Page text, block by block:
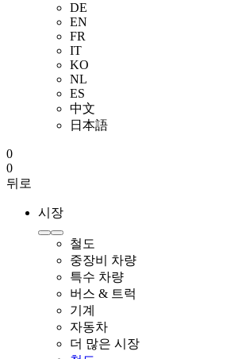
DE
EN
FR
IT
KO
NL
ES
中文
日本語
0
0
뒤로
시장
철도
중장비 차량
특수 차량
버스 & 트럭
기계
자동차
더 많은 시장